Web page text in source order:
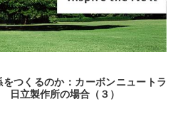
つくるのか：カーボンニュートラ
日立製作所の場合（３）